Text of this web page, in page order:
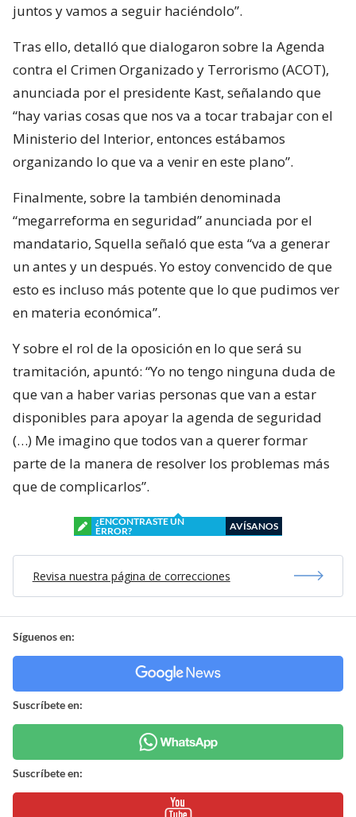
juntos y vamos a seguir haciéndolo”.
Tras ello, detalló que dialogaron sobre la Agenda
contra el Crimen Organizado y Terrorismo (ACOT),
anunciada por el presidente Kast, señalando que
“hay varias cosas que nos va a tocar trabajar con el
Ministerio del Interior, entonces estábamos
organizando lo que va a venir en este plano”.
Finalmente, sobre la también denominada
“megarreforma en seguridad” anunciada por el
mandatario, Squella señaló que esta “va a generar
un antes y un después. Yo estoy convencido de que
esto es incluso más potente que lo que pudimos ver
en materia económica”.
Y sobre el rol de la oposición en lo que será su
tramitación, apuntó: “Yo no tengo ninguna duda de
que van a haber varias personas que van a estar
disponibles para apoyar la agenda de seguridad
(…) Me imagino que todos van a querer formar
parte de la manera de resolver los problemas más
que de complicarlos”.
¿ENCONTRASTE UN
ERROR?
AVÍSANOS
Revisa nuestra página de correcciones
Síguenos en:
Suscríbete en:
Suscríbete en: